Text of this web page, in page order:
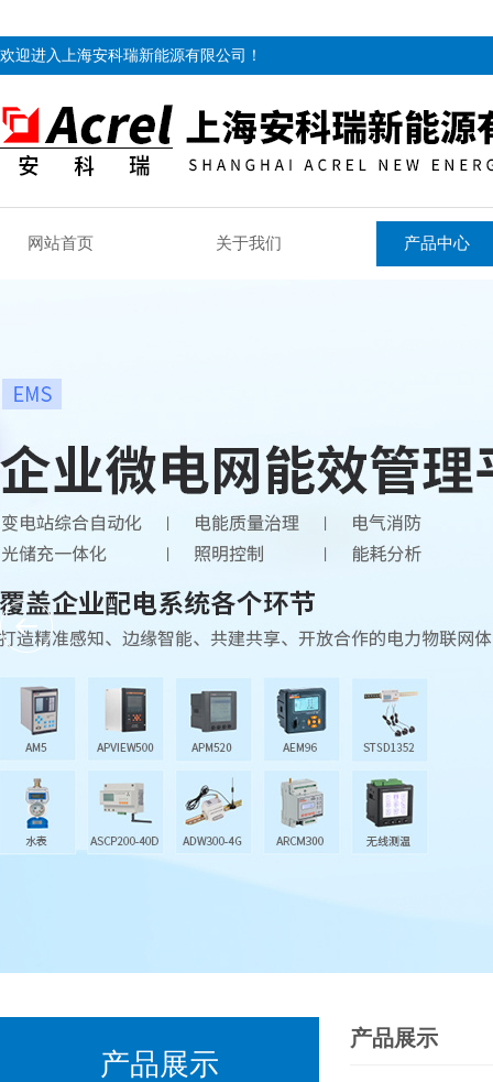
欢迎进入上海安科瑞新能源有限公司！
网站首页 关于我们 产品中心
产品展示
产品展示